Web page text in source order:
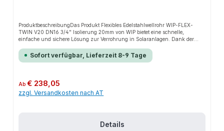
ProduktbeschreibungDas Produkt Flexibles Edelstahlwellrohr WIP-FLEX-
TWIN V20 DN16 3/4" Isolierung 20mm von WIP bietet eine schnelle,
einfache und sichere Lösung zur Verrohrung in Solaranlagen. Dank der
verschiedene bauliche Gegebenheiten an. Das robuste Design und die
einfache Montage machen dieses Produkt zu einer zuverlässigen Wahl für
180°CKorrosionsbeständigkeit20mm Isolierung aus Vlies mit PE-
SchutzfolieAnwendungsbereicheVerrohrung in SolaranlagenInstallationen
auf Dächern und in AußenbereichenProduktdatenMaterial:
Sofort verfügbar, Lieferzeit 8-9 Tage
Regulärer Preis:
Ab€ 238,05
zzgl. Versandkosten nach AT
Details